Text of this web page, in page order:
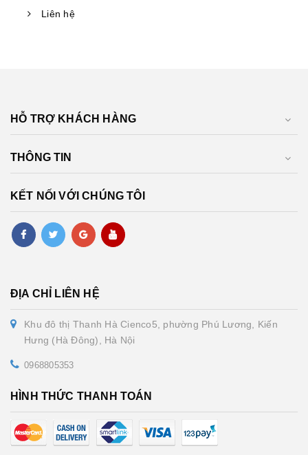
Liên hệ
HỖ TRỢ KHÁCH HÀNG
THÔNG TIN
KẾT NỐI VỚI CHÚNG TÔI
ĐỊA CHỈ LIÊN HỆ
Khu đô thị Thanh Hà Cienco5, phường Phú Lương, Kiến
Hưng (Hà Đông), Hà Nội
0968805353
HÌNH THỨC THANH TOÁN